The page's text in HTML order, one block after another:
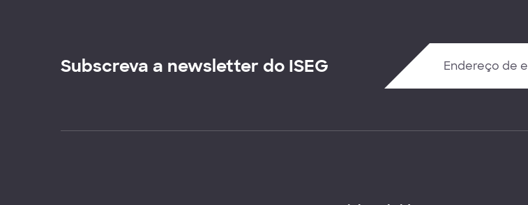
Subscreva a newsletter do ISEG